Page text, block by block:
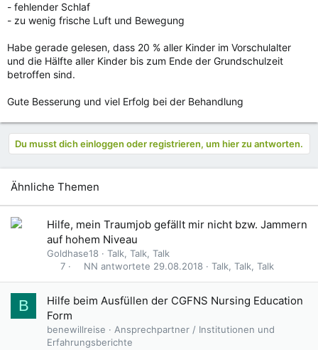
- fehlender Schlaf
- zu wenig frische Luft und Bewegung
Habe gerade gelesen, dass 20 % aller Kinder im Vorschulalter
und die Hälfte aller Kinder bis zum Ende der Grundschulzeit
betroffen sind.
Gute Besserung und viel Erfolg bei der Behandlung
Du musst dich einloggen oder registrieren, um hier zu antworten.
Ähnliche Themen
Hilfe, mein Traumjob gefällt mir nicht bzw. Jammern
auf hohem Niveau
Goldhase18
Talk, Talk, Talk
7
Talk, Talk, Talk
29.08.2018
NN
B
Hilfe beim Ausfüllen der CGFNS Nursing Education
Form
benewillreise
Ansprechpartner / Institutionen und
Erfahrungsberichte